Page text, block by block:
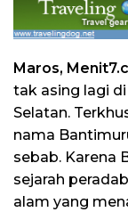
Maros,
tak asing lagi
Selatan.
nama
sebab. Karena
sejarah
alam yang